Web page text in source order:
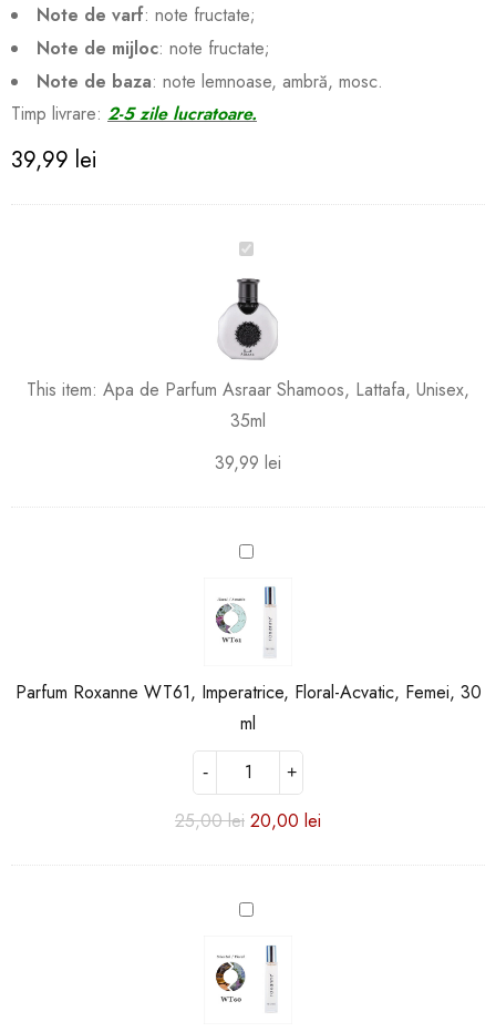
Note de varf: note fructate;
Note de mijloc: note fructate;
Note de baza: note lemnoase, ambră, mosc.
Timp livrare: 2-5 zile lucratoare.
39,99 lei
Apa
Parfum
Asraar
Shamoos,
Lattafa,
Unisex,
35ml
This item: Apa de Parfum Asraar Shamoos, Lattafa, Unisex,
35ml
39,99 lei
Parfum
WT61,
Imperatrice,
Floral-
Femei,
30
Parfum Roxanne WT61, Imperatrice, Floral-Acvatic, Femei, 30
ml
25,00lei 20,00 lei
Parfum
WT60,
Criminal
Girl,